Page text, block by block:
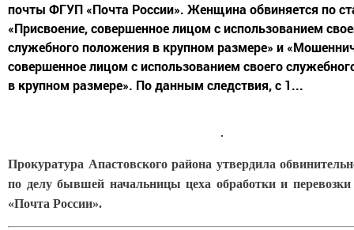
почты ФГУП «Почта России». Женщина обвиняется по
«Присвоение, совершенное лицом с использованием
служебного положения в крупном размере» и
совершенное лицом с использованием своего
в крупном размере». По данным следствия, с 1...
Прокуратура Апастовского района утвердила
по делу бывшей начальницы цеха обработки и
«Почта России».